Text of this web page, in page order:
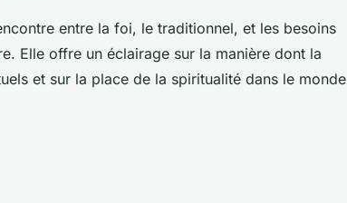
entre la foi, le traditionnel, et les besoins
Elle offre un éclairage sur la manière dont la
et sur la place de la spiritualité dans le monde